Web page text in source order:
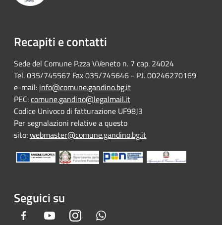
Recapiti e contatti
Sede del Comune P.zza V.Veneto n. 7 cap. 24024
Tel. 035/745567 Fax 035/745646 - P.I. 00246270169
e-mail: info@comune.gandino.bg.it
PEC:comune.gandino@legalmail.it
Codice Univoco di fatturazione UF98J3
Per segnalazioni relative a questo
sito:webmaster@comune.gandino.bg.it
Seguici su
Facebook YoutubeInstagram